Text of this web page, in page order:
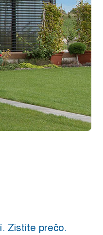
Zistite prečo.